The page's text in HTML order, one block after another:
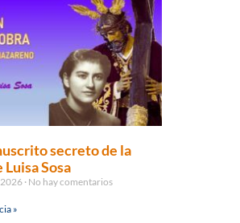
secreto de la
Sosa
No hay comentarios
»